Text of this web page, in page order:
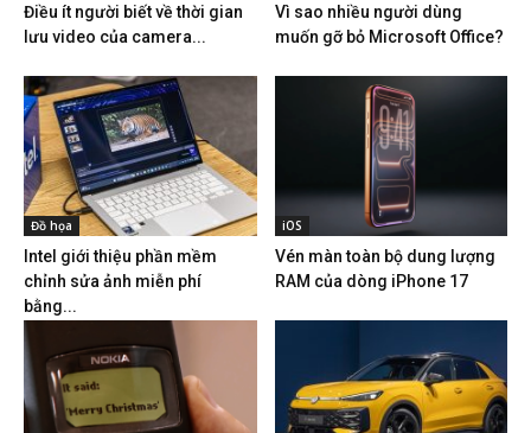
Điều ít người biết về thời gian
lưu video của camera...
Vì sao nhiều người dùng
muốn gỡ bỏ Microsoft Office?
Đồ họa
Intel giới thiệu phần mềm
chỉnh sửa ảnh miễn phí
bằng...
iOS
Vén màn toàn bộ dung lượng
RAM của dòng iPhone 17